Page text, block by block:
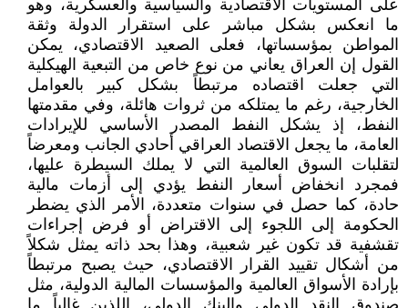
على المستويات الاقتصادية والسياسية والعسكرية، وهو
ما انعكس بشكل مباشر على استقرار الدولة وثقة
المواطن بمؤسساتها، فعلى الصعيد الاقتصادي، يمكن
القول إن العراق يعاني من نوع خاص من التبعية الهيكلية
التي جعلت اقتصاده مرتبطاً بشكل كبير بالعوامل
الخارجية، رغم ما يمتلكه من ثروات هائلة، وفي مقدمتها
النفط، إذ يشكل النفط المصدر الأساسي للإيرادات
العامة، ما يجعل الاقتصاد العراقي أحادي الجانب ومعرضاً
لتقلبات السوق العالمية التي لا يملك السيطرة عليها،
فمجرد انخفاض أسعار النفط يؤدي إلى أزمات مالية
حادة، كما حصل في سنوات متعددة، الأمر الذي يضطر
الحكومة إلى اللجوء إلى الاقتراض أو فرض إجراءات
تقشفية قد تكون غير شعبية، وهذا بحد ذاته يمثل شكلاً
من أشكال تقييد القرار الاقتصادي، حيث يصبح مرتبطاً
بإرادة الأسواق العالمية والمؤسسات المالية الدولية، مثل